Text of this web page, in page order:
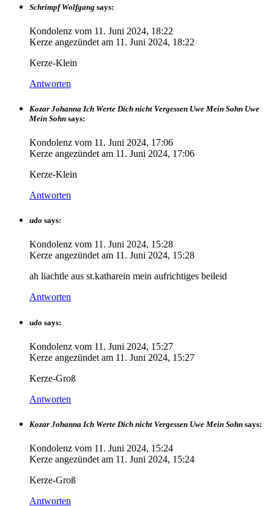
Schrimpf Wolfgang says:
Kondolenz vom 11. Juni 2024, 18:22
Kerze angezündet am 11. Juni 2024, 18:22
Kerze-Klein
Antworten
Kozar Johanna Ich Werte Dich nicht Vergessen Uwe Mein Sohn Uwe
Mein Sohn says:
Kondolenz vom 11. Juni 2024, 17:06
Kerze angezündet am 11. Juni 2024, 17:06
Kerze-Klein
Antworten
udo says:
Kondolenz vom 11. Juni 2024, 15:28
Kerze angezündet am 11. Juni 2024, 15:28
ah liachtle aus st.katharein mein aufrichtiges beileid
Antworten
udo says:
Kondolenz vom 11. Juni 2024, 15:27
Kerze angezündet am 11. Juni 2024, 15:27
Kerze-Groß
Antworten
Kozar Johanna Ich Werte Dich nicht Vergessen Uwe Mein Sohn says:
Kondolenz vom 11. Juni 2024, 15:24
Kerze angezündet am 11. Juni 2024, 15:24
Kerze-Groß
Antworten